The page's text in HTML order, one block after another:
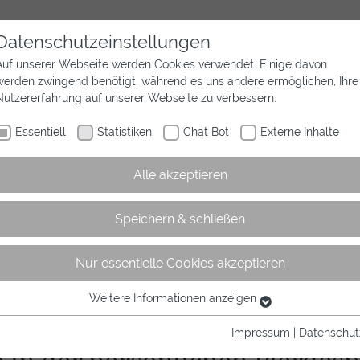
Aktuelles Wir sind Westfalen
unserer Webseite werden Cookies verwendet. Einige davon
zwingend benötigt, während es uns andere ermöglichen, Ihre
auf unserer Webseite zu verbessern.
Essentiell Statistiken Chat Bot Externe Inhalte
Alle akzeptieren
Speichern & schließen
Nur essentielle Cookies akzeptieren
Essentielle Cookies werden für grundlegende Funktionen der
Weitere Informationen anzeigen
Impressum